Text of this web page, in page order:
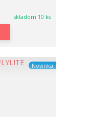
skladom 10 ks
Novinka